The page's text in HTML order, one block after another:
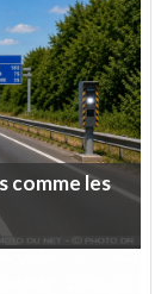
commeles